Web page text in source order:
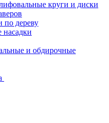
круги и диски
по дереву
и обдирочные